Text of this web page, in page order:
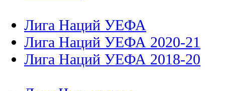
Лига Наций УЕФА
Лига Наций УЕФА 2020-21
Лига Наций УЕФА 2018-20